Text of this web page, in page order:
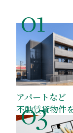
01
アパートなど
不動賃貸物件
03